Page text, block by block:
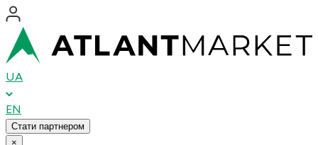
UA
EN
Стати партнером
×